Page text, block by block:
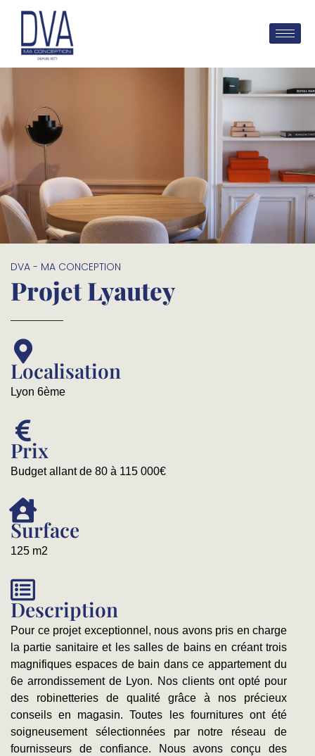
DVA - MA CONCEPTION
Projet Lyautey
Localisation
Lyon 6ème
Prix
Budget allant de 80 à 115 000€
Surface
125 m2
Description
Pour ce projet exceptionnel, nous avons pris en charge
la partie sanitaire et les salles de bains en créant trois
magnifiques espaces de bain dans ce appartement du
6e arrondissement de Lyon. Nos clients ont opté pour
des robinetteries de qualité grâce à nos précieux
conseils en magasin. Toutes les fournitures ont été
soigneusement sélectionnées par notre réseau de
fournisseurs de confiance. Nous avons conçu des